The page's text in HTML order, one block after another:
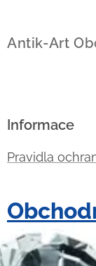
Antik-Art
Informace
Pravidla